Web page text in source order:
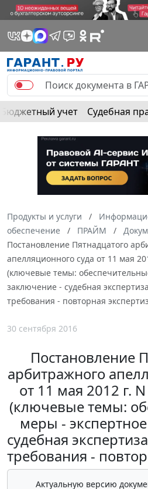
Бюджетный учет Судебная
Продукты и услуги
обеспечение
ПРАЙМ
Постановление Пятнадцатого
апелляционного суда от 11 мая
(ключевые темы:
заключение - судебная
требования - повторная
30 сентября 2016
Постановление
арбитражного
от 11 мая 2012 г.
(ключевые темы:
меры -
судебная
требования -
Актуальную версию